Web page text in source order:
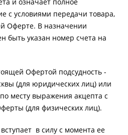
с условиями передачи товара,
Оферте. В назначении
быть указан номер счета на
Офертой подсудность -
(для юридических лиц) или
месту выражения акцепта с
(для физических лиц).
в силу с момента ее